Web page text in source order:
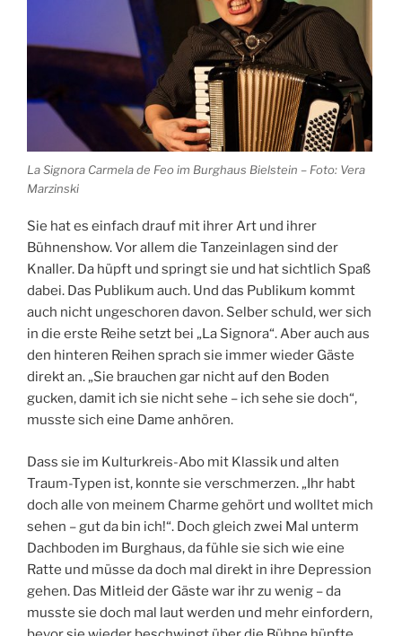
La Signora Carmela de Feo im Burghaus Bielstein – Foto: Vera
Marzinski
Sie hat es einfach drauf mit ihrer Art und ihrer
Bühnenshow. Vor allem die Tanzeinlagen sind der
Knaller. Da hüpft und springt sie und hat sichtlich Spaß
dabei. Das Publikum auch. Und das Publikum kommt
auch nicht ungeschoren davon. Selber schuld, wer sich
in die erste Reihe setzt bei „La Signora“. Aber auch aus
den hinteren Reihen sprach sie immer wieder Gäste
direkt an. „Sie brauchen gar nicht auf den Boden
gucken, damit ich sie nicht sehe – ich sehe sie doch“,
musste sich eine Dame anhören.
Dass sie im Kulturkreis-Abo mit Klassik und alten
Traum-Typen ist, konnte sie verschmerzen. „Ihr habt
doch alle von meinem Charme gehört und wolltet mich
sehen – gut da bin ich!“. Doch gleich zwei Mal unterm
Dachboden im Burghaus, da fühle sie sich wie eine
Ratte und müsse da doch mal direkt in ihre Depression
gehen. Das Mitleid der Gäste war ihr zu wenig – da
musste sie doch mal laut werden und mehr einfordern,